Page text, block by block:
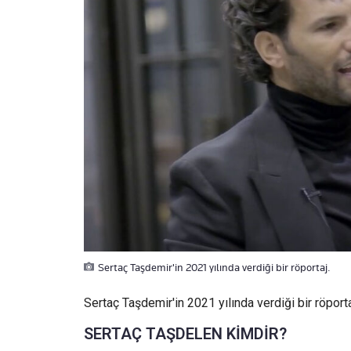
Sertaç Taşdemir'in 2021 yılında verdiği bir röportaj.
Sertaç Taşdemir'in 2021 yılında verdiği bir
SERTAÇ TAŞDELEN KİMDİR?